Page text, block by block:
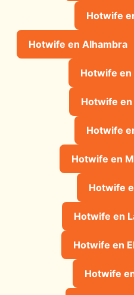
Hotwife
Hotwife en Alhambra
Hotwife en
Hotwife en
Hotwife
Hotwife en
Hotwife
Hotwife en
Hotwife en
Hotwife